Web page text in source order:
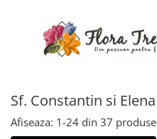
Sf. Constantin si Elena
Afiseaza: 1-24 din 37 produse